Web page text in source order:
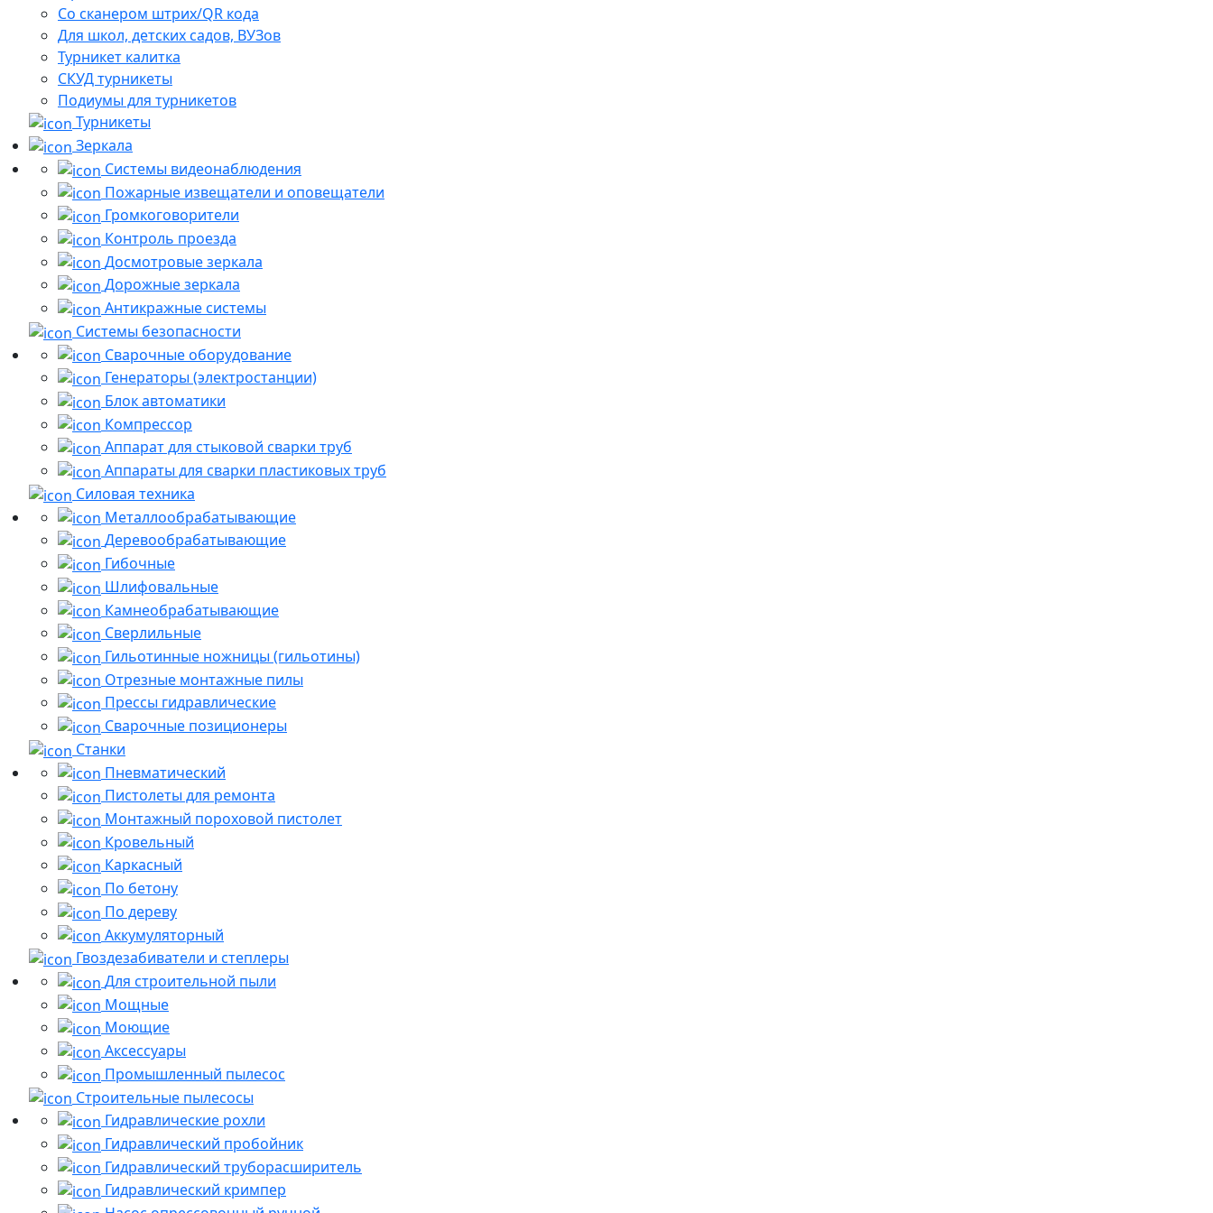
Со сканером штрих/QR кода
Для школ, детских садов, ВУЗов
Турникет калитка
СКУД турникеты
Подиумы для турникетов
Турникеты
Зеркала
Системы видеонаблюдения
Пожарные извещатели и оповещатели
Громкоговорители
Контроль проезда
Досмотровые зеркала
Дорожные зеркала
Антикражные системы
Системы безопасности
Сварочные оборудование
Генераторы (электростанции)
Блок автоматики
Компрессор
Аппарат для стыковой сварки труб
Аппараты для сварки пластиковых труб
Силовая техника
Металлообрабатывающие
Деревообрабатывающие
Гибочные
Шлифовальные
Камнеобрабатывающие
Сверлильные
Гильотинные ножницы (гильотины)
Отрезные монтажные пилы
Прессы гидравлические
Сварочные позиционеры
Станки
Пневматический
Пистолеты для ремонта
Монтажный пороховой пистолет
Кровельный
Каркасный
По бетону
По дереву
Аккумуляторный
Гвоздезабиватели и степлеры
Для строительной пыли
Мощные
Моющие
Аксессуары
Промышленный пылесос
Строительные пылесосы
Гидравлические рохли
Гидравлический пробойник
Гидравлический труборасширитель
Гидравлический кримпер